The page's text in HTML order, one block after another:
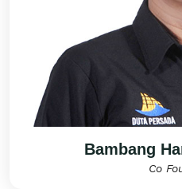
Bambang
Co